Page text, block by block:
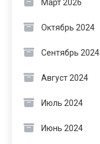
Март 2026
Октябрь 2024
Сентябрь 2024
Август 2024
Июль 2024
Июнь 2024